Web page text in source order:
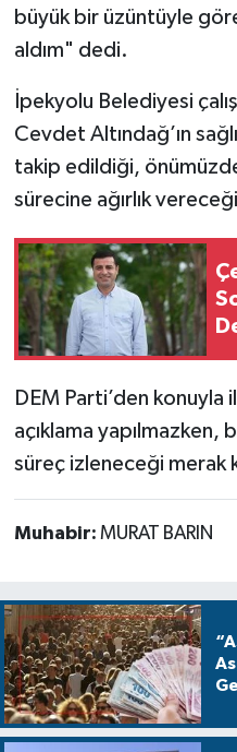
büyük bir üzüntüyle
aldım" dedi.
İpekyolu Belediyesi
Cevdet Altındağ’ın
takip edildiği,
sürecine ağırlık
DEM Parti’den konuyla
açıklama yapılmazken,
süreç izleneceği merak
Muhabir: MURAT BARIN